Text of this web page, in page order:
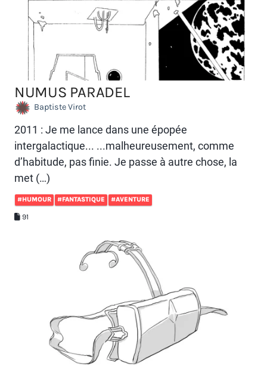
NUMUS PARADEL
Baptiste Virot
2011 : Je me lance dans une épopée
intergalactique... ...malheureusement, comme
d’habitude, pas finie. Je passe à autre chose, la
met (…)
#HUMOUR #FANTASTIQUE #AVENTURE
91